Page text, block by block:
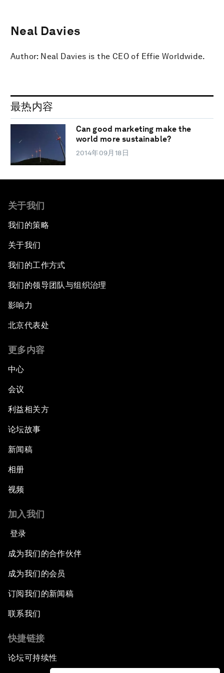
Neal Davies
Author: Neal Davies is the CEO of Effie Worldwide.
最热内容
Can good marketing make the
world more sustainable?
2014年09月18日
关于我们
我们的策略
关于我们
我们的工作方式
我们的领导团队与组织治理
影响力
北京代表处
更多内容
中心
会议
利益相关方
论坛故事
新闻稿
相册
视频
加入我们
登录
成为我们的合作伙伴
成为我们的会员
订阅我们的新闻稿
联系我们
快捷链接
论坛可持续性